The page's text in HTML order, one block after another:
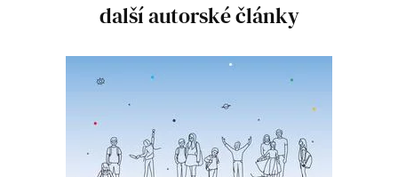
další autorské články